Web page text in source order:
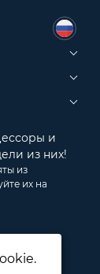
и
из них!
из
их на